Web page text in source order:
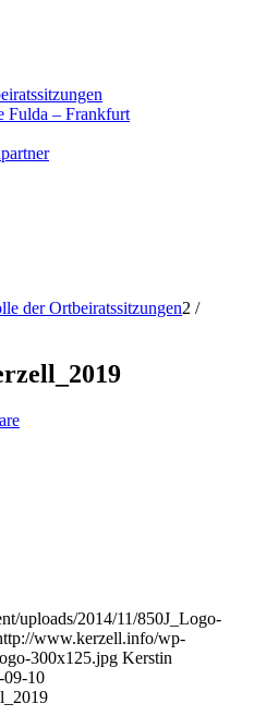
Fulda – Frankfurt
der Ortbeiratssitzungen2 /
uploads/2014/11/850J_Logo-
www.kerzell.info/wp-
300x125.jpg Kerstin
09-10